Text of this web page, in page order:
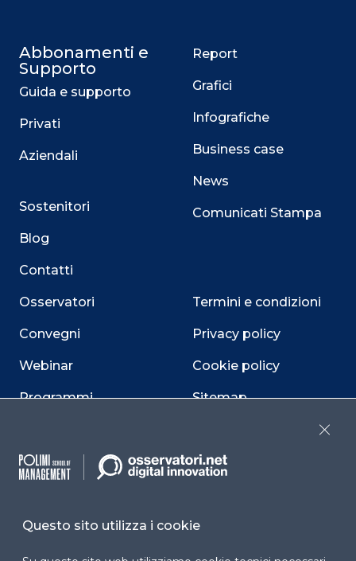
Abbonamenti e
Supporto
Guida e supporto
Privati
Aziendali
Sostenitori
Blog
Contatti
Osservatori
Convegni
Webinar
Programmi
Report
Grafici
Infografiche
Business case
News
Comunicati Stampa
Termini e condizioni
Privacy policy
Cookie policy
Sitemap
Questo sito utilizza i cookie